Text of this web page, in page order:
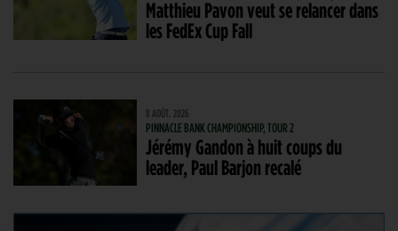
Matthieu Pavon veut se relancer dans
les FedEx Cup Fall
8 AOÛT. 2026
PINNACLE BANK CHAMPIONSHIP, TOUR 2
Jérémy Gandon à huit coups du
leader, Paul Barjon recalé